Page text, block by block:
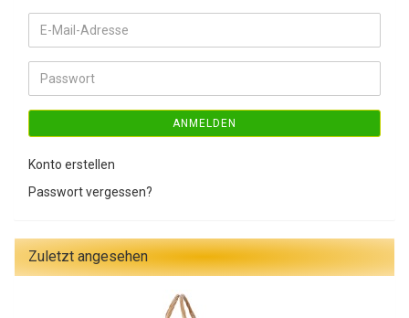
E-
Mail-
Adresse
Passwort
ANMELDEN
Konto erstellen
Passwort vergessen?
Zuletzt angesehen